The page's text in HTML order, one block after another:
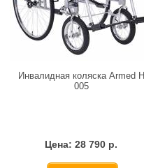
Инвалидная коляска Armed H
005
Цена: 28 790 р.